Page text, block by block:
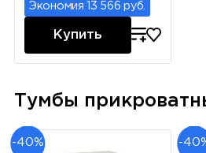
Экономия 13 566 руб.
Купить
Тумбы
-40% -